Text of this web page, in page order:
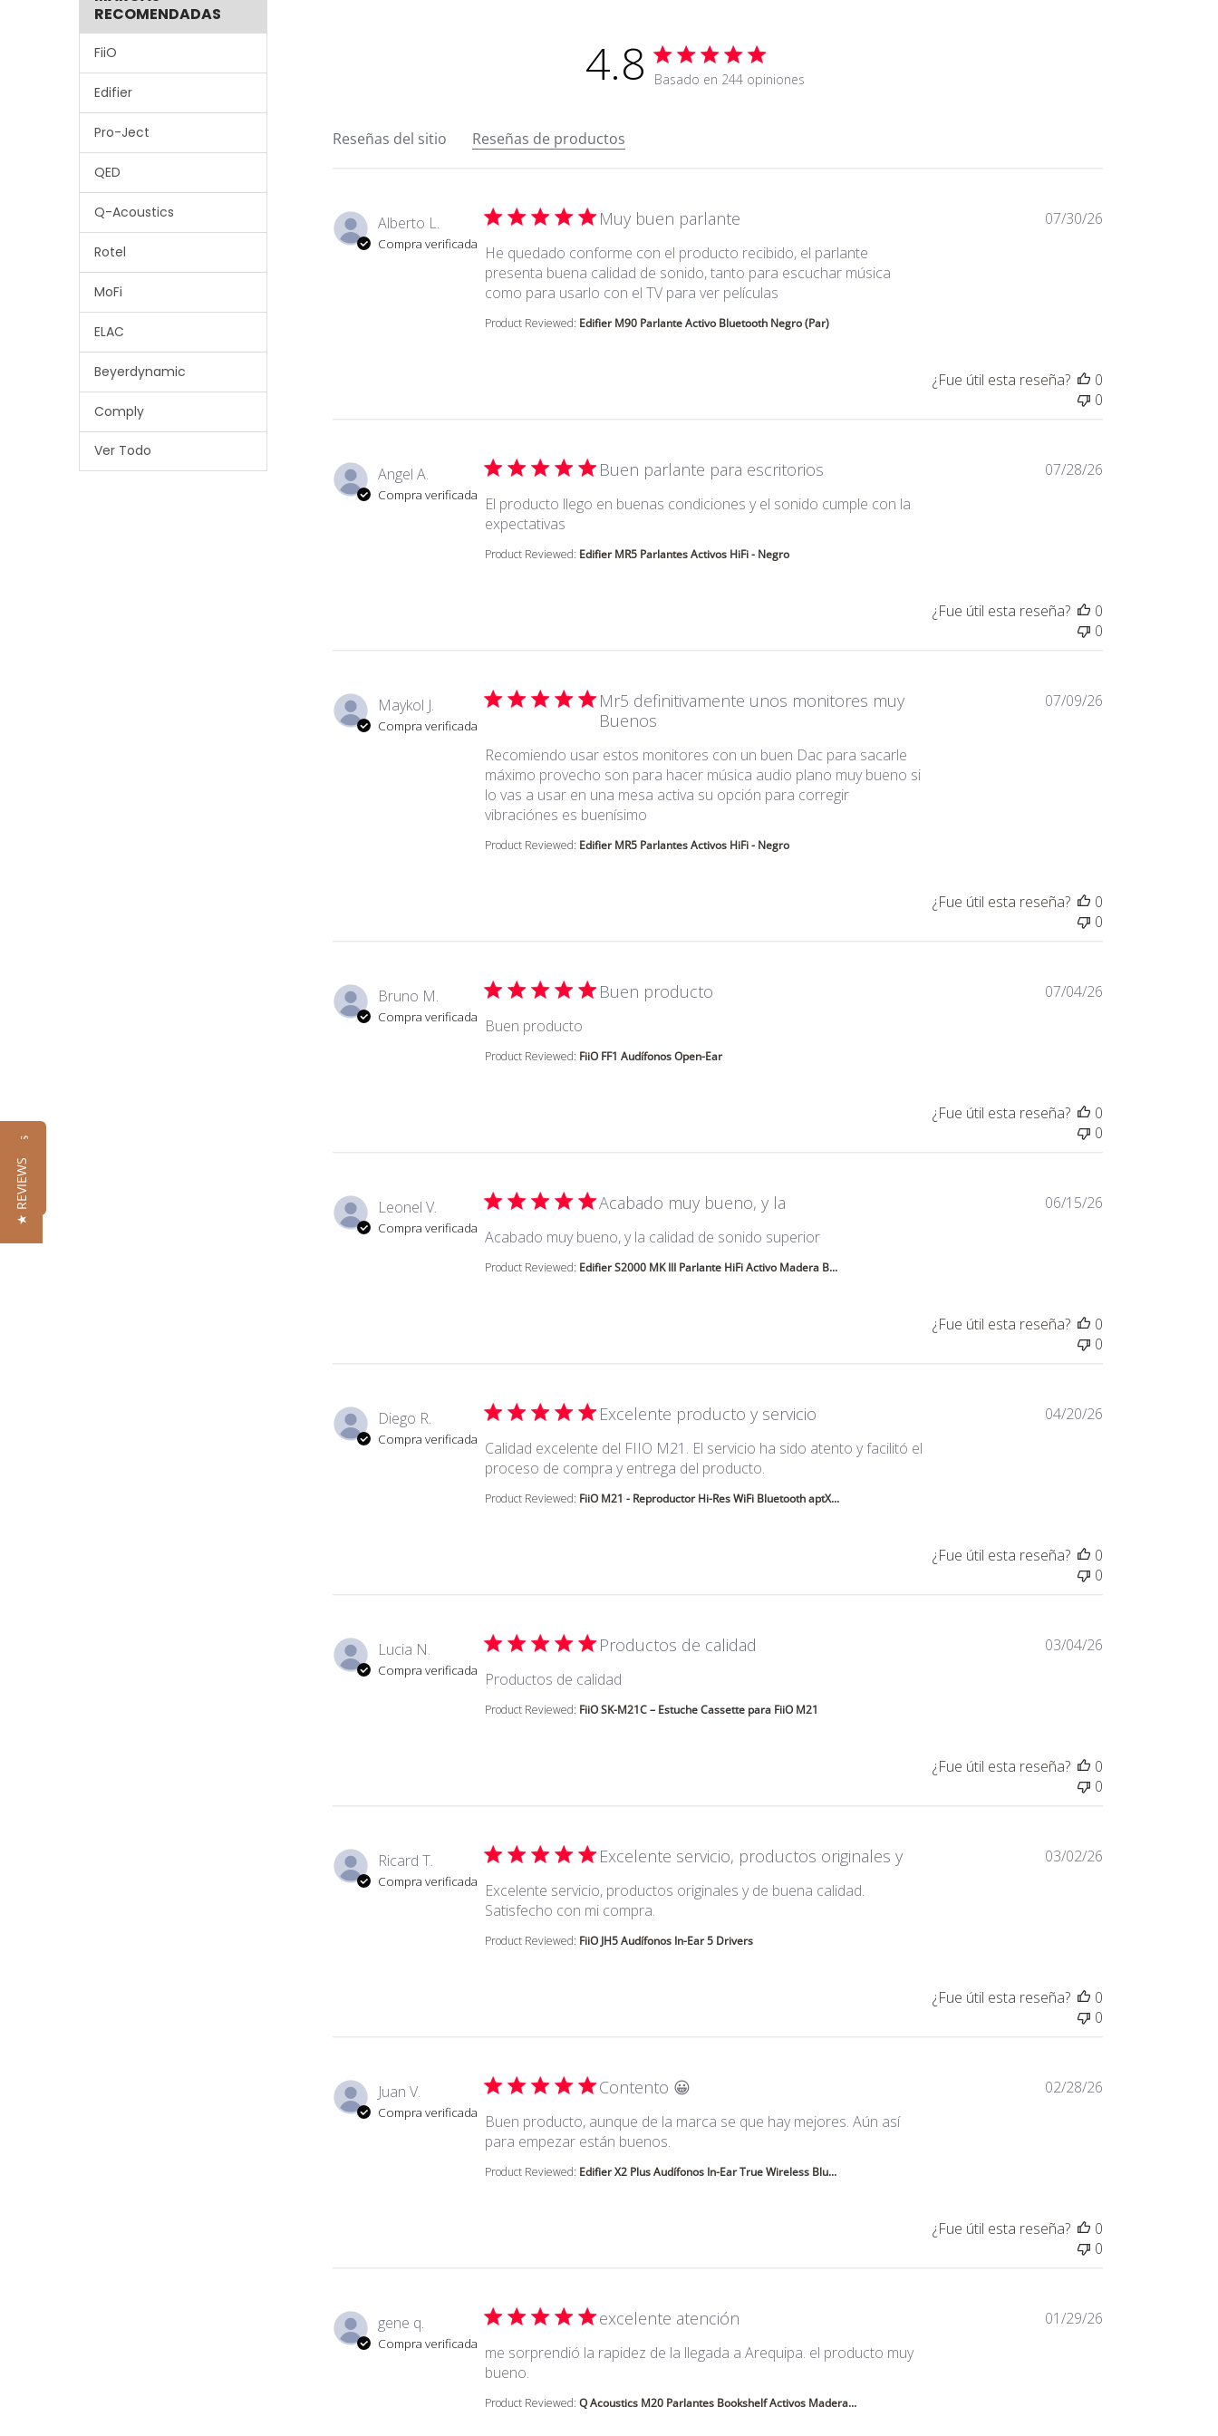
RECOMENDADAS
FiiO
Edifier
Pro-Ject
QED
Q-Acoustics
Rotel
MoFi
ELAC
Beyerdynamic
Comply
Ver Todo
4.8 Calificación de 4.8 estrellas
Basado en 244 opiniones
Reseñas del sitio Reseñas de productos
Alberto L.
Compra verificada
Muy buen parlante
He quedado conforme con el producto recibido, el parlante
presenta buena calidad de sonido, tanto para escuchar música
como para usarlo con el TV para ver películas
Product Reviewed: Edifier M90 Parlante Activo Bluetooth Negro (Par)
07/30/26
¿Fue útil esta reseña?
0
0
Angel A.
Compra verificada
Buen parlante para escritorios
El producto llego en buenas condiciones y el sonido cumple con la
expectativas
Product Reviewed: Edifier MR5 Parlantes Activos HiFi - Negro
07/28/26
¿Fue útil esta reseña?
0
0
Maykol J.
Compra verificada
Mr5 definitivamente unos monitores muy
Buenos
Recomiendo usar estos monitores con un buen Dac para sacarle
máximo provecho son para hacer música audio plano muy bueno si
lo vas a usar en una mesa activa su opción para corregir
vibraciónes es buenísimo
Product Reviewed: Edifier MR5 Parlantes Activos HiFi - Negro
07/09/26
¿Fue útil esta reseña?
0
0
Bruno M.
Compra verificada
Buen producto
Buen producto
Product Reviewed: FiiO FF1 Audífonos Open-Ear
07/04/26
¿Fue útil esta reseña?
0
0
Leonel V.
Compra verificada
Acabado muy bueno, y la
Acabado muy bueno, y la calidad de sonido superiorread more about review content Acabado muy bueno, y
Product Reviewed: Edifier S2000 MK III Parlante HiFi Activo Madera B...
06/15/26
¿Fue útil esta reseña?
0
0
Diego R.
Compra verificada
Excelente producto y servicio
Calidad excelente del FIIO M21. El servicio ha sido atento y facilitó el
proceso de compra y entrega del producto.
Product Reviewed: FiiO M21 - Reproductor Hi-Res WiFi Bluetooth aptX...
04/20/26
¿Fue útil esta reseña?
0
0
Lucia N.
Compra verificada
Productos de calidad
Productos de calidad
Product Reviewed: FiiO SK-M21C – Estuche Cassette para FiiO M21
03/04/26
¿Fue útil esta reseña?
0
0
Ricard T.
Compra verificada
Excelente servicio, productos originales y
Excelente servicio, productos originales y de buena calidad.
Satisfecho con mi compra.
Product Reviewed: FiiO JH5 Audífonos In-Ear 5 Drivers
03/02/26
¿Fue útil esta reseña?
0
0
Juan V.
Compra verificada
Contento 😀
Buen producto, aunque de la marca se que hay mejores. Aún así
para empezar están buenos.
Product Reviewed: Edifier X2 Plus Audífonos In-Ear True Wireless Blu...
02/28/26
¿Fue útil esta reseña?
0
0
gene q.
Compra verificada
excelente atención
me sorprendió la rapidez de la llegada a Arequipa. el producto muy
bueno.
Product Reviewed:Q Acoustics M20 Parlantes Bookshelf Activos Madera...
01/29/26
Reseñas
★ REVIEWS